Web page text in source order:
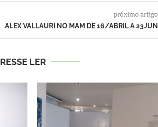
próximo artigo
ALEX VALLAURI NO MAM DE 16/ABRIL A 23JUN
LER